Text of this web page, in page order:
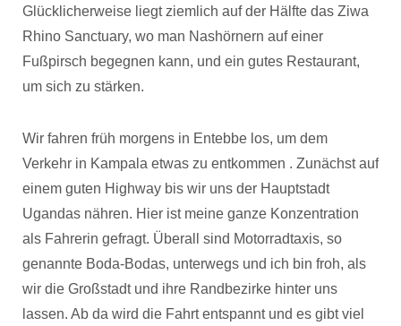
Glücklicherweise liegt ziemlich auf der Hälfte das Ziwa
Rhino Sanctuary, wo man Nashörnern auf einer
Fußpirsch begegnen kann, und ein gutes Restaurant,
um sich zu stärken.
Wir fahren früh morgens in Entebbe los, um dem
Verkehr in Kampala etwas zu entkommen . Zunächst auf
einem guten Highway bis wir uns der Hauptstadt
Ugandas nähren. Hier ist meine ganze Konzentration
als Fahrerin gefragt. Überall sind Motorradtaxis, so
genannte Boda-Bodas, unterwegs und ich bin froh, als
wir die Großstadt und ihre Randbezirke hinter uns
lassen. Ab da wird die Fahrt entspannt und es gibt viel